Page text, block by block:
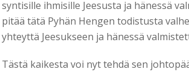
syntisille ihmisille Jeesusta ja hänessä
pitää tätä Pyhän Hengen todistusta
yhteyttä Jeesukseen ja hänessä
Tästä kaikesta voi nyt tehdä sen